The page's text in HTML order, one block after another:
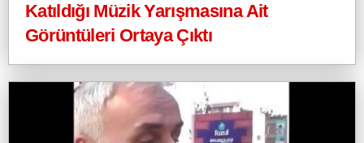
Katıldığı Müzik Yarışmasına Ait
Görüntüleri Ortaya Çıktı